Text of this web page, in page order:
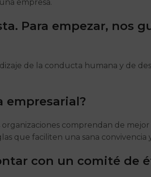
empresa.
Para empezar, nos
de la conducta humana y de
empresarial?
comprendan de
que faciliten una sana
con un comité de